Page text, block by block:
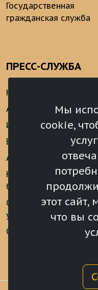
Мы
cookie,
этот сайт,
что вы
Государственная
гражданская служба
ПРЕСС-СЛУЖБА
Новости
Анонсы
Интервью
Видеоматериалы
Аккредитация
Конкурс «Хрустальный
барс»
Сведения о СМИ
учрежденных ВС РХ
Опросы и